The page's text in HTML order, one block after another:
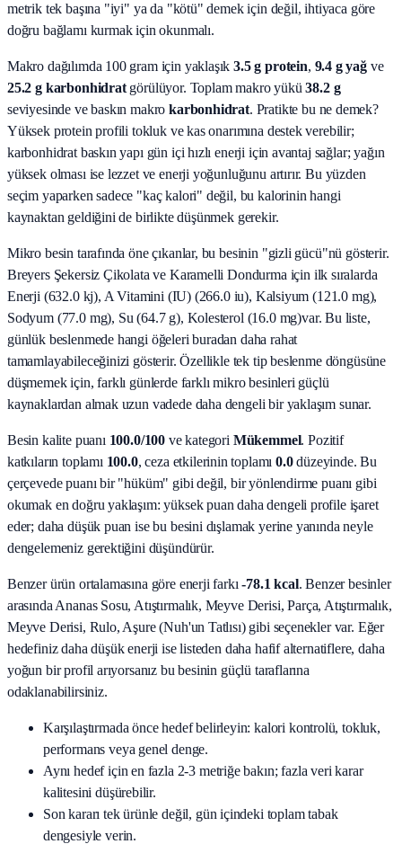
metrik tek başına "iyi" ya da "kötü" demek için değil, ihtiyaca göre
doğru bağlamı kurmak için okunmalı.
Makro dağılımda 100 gram için yaklaşık3.5g protein, 9.4 g yağve
25.2 g karbonhidratgörülüyor. Toplam makro yükü38.2g
seviyesinde ve baskın makro karbonhidrat. Pratikte bu ne demek?
Yüksek protein profili tokluk ve kas onarımına destek verebilir;
karbonhidrat baskın yapı gün içi hızlı enerji için avantaj sağlar; yağın
yüksek olması ise lezzet ve enerji yoğunluğunu artırır. Bu yüzden
seçim yaparken sadece "kaç kalori" değil, bu kalorinin hangi
kaynaktan geldiğini de birlikte düşünmek gerekir.
Mikro besin tarafında öne çıkanlar, bu besinin "gizli gücü"nü gösterir.
Breyers Şekersiz Çikolata ve Karamelli Dondurma için ilk sıralarda
Enerji (632.0 kj), A Vitamini (IU) (266.0 iu), Kalsiyum (121.0 mg),
Sodyum (77.0 mg), Su (64.7 g), Kolesterol (16.0 mg)var. Bu liste,
günlük beslenmede hangi öğeleri buradan daha rahat
tamamlayabileceğinizi gösterir. Özellikle tek tip beslenme döngüsüne
düşmemek için, farklı günlerde farklı mikro besinleri güçlü
kaynaklardan almak uzun vadede daha dengeli bir yaklaşım sunar.
Besin kalite puanı 100.0/100 ve kategori Mükemmel. Pozitif
katkıların toplamı 100.0, ceza etkilerinin toplamı 0.0düzeyinde. Bu
çerçevede puanı bir "hüküm" gibi değil, bir yönlendirme puanı gibi
okumak en doğru yaklaşım: yüksek puan daha dengeli profile işaret
eder; daha düşük puan ise bu besini dışlamak yerine yanında neyle
dengelemeniz gerektiğini düşündürür.
Benzer ürün ortalamasına göre enerji farkı -78.1 kcal. Benzer besinler
arasında Ananas Sosu, Atıştırmalık, Meyve Derisi, Parça, Atıştırmalık,
Meyve Derisi, Rulo, Aşure (Nuh'un Tatlısı)gibi seçenekler var. Eğer
hedefiniz daha düşük enerji ise listeden daha hafif alternatiflere, daha
yoğun bir profil arıyorsanız bu besinin güçlü taraflarına
odaklanabilirsiniz.
Karşılaştırmada önce hedef belirleyin: kalori kontrolü, tokluk,
performans veya genel denge.
Aynı hedef için en fazla 2-3 metriğe bakın; fazla veri karar
kalitesini düşürebilir.
Son kararı tek ürünle değil, gün içindeki toplam tabak
dengesiyle verin.